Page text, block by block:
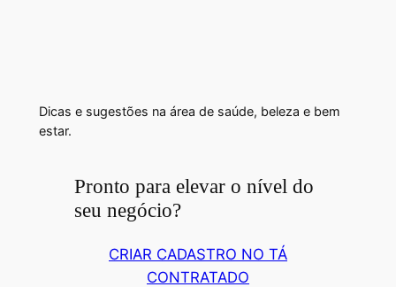
Dicas e sugestões na área de saúde, beleza e bem
estar.
Pronto para elevar o nível do
seu negócio?
CRIAR CADASTRO NO TÁ
CONTRATADO